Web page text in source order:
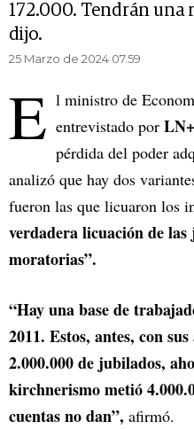
172.000. Tendrán una
dijo.
25 Marzo de 2024 07.59
E l ministro de
entrevistado por LN+
pérdida del poder
analizó que hay dos
fueron las que licuaron los
verdadera licuación de
moratorias”.
“Hay una base de
2011. Estos, antes, con
2.000.000 de jubilados,
kirchnerismo metió
cuentas no dan”, afirmó.